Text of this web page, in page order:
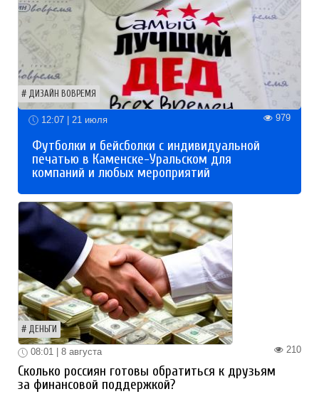
ДИЗАЙН ВОВРЕМЯ
12:07 | 21 июля 979
Футболки и бейсболки с индивидуальной
печатью в Каменске-Уральском для
компаний и любых мероприятий
ДЕНЬГИ
210
08:01 | 8 августа
Сколько россиян готовы обратиться к друзьям
за финансовой поддержкой?